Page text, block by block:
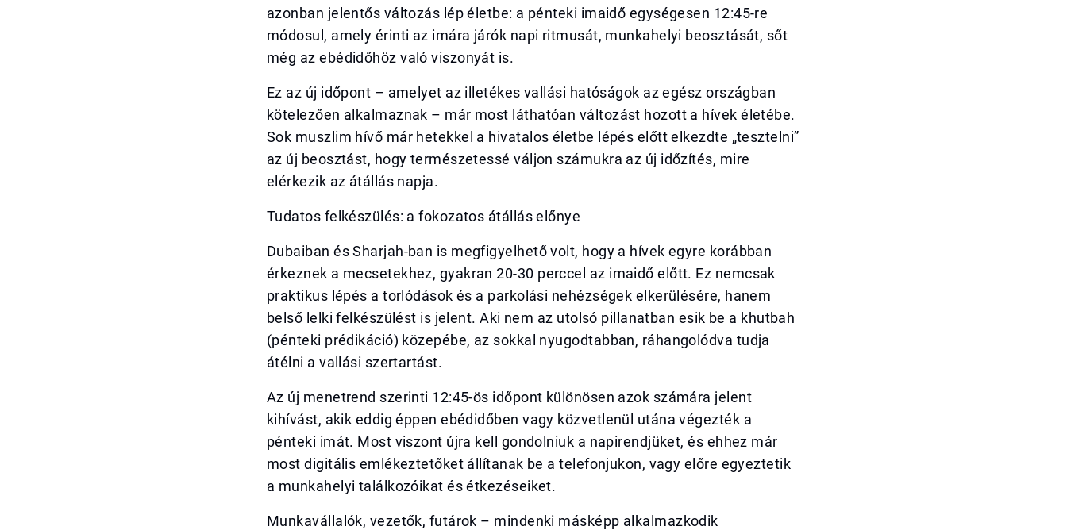
azonban jelentős változás lép életbe: a pénteki imaidő egységesen 12:45-re
módosul, amely érinti az imára járók napi ritmusát, munkahelyi beosztását, sőt
még az ebédidőhöz való viszonyát is.
Ez az új időpont – amelyet az illetékes vallási hatóságok az egész országban
kötelezően alkalmaznak – már most láthatóan változást hozott a hívek életébe.
Sok muszlim hívő már hetekkel a hivatalos életbe lépés előtt elkezdte „tesztelni”
az új beosztást, hogy természetessé váljon számukra az új időzítés, mire
elérkezik az átállás napja.
Tudatos felkészülés: a fokozatos átállás előnye
Dubaiban és Sharjah-ban is megfigyelhető volt, hogy a hívek egyre korábban
érkeznek a mecsetekhez, gyakran 20-30 perccel az imaidő előtt. Ez nemcsak
praktikus lépés a torlódások és a parkolási nehézségek elkerülésére, hanem
belső lelki felkészülést is jelent. Aki nem az utolsó pillanatban esik be a khutbah
(pénteki prédikáció) közepébe, az sokkal nyugodtabban, ráhangolódva tudja
átélni a vallási szertartást.
Az új menetrend szerinti 12:45-ös időpont különösen azok számára jelent
kihívást, akik eddig éppen ebédidőben vagy közvetlenül utána végezték a
pénteki imát. Most viszont újra kell gondolniuk a napirendjüket, és ehhez már
most digitális emlékeztetőket állítanak be a telefonjukon, vagy előre egyeztetik
a munkahelyi találkozóikat és étkezéseiket.
Munkavállalók, vezetők, futárok – mindenki másképp alkalmazkodik